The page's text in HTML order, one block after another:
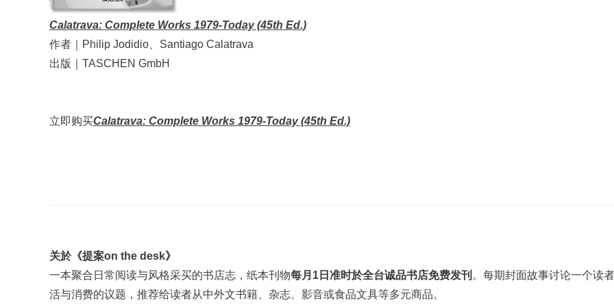
Calatrava: Complete Works 1979-Today (45th Ed.)
作者｜Philip Jodidio、Santiago Calatrava
出版｜TASCHEN GmbH
立即购买Calatrava: Complete Works 1979-Today (45th Ed.)
关於《提案on the desk》
一本聚合日常阅读与风格采买的书店志，纸本刊物每月1日准时於全台诚品书店免费发刊 。每期封面故事讨论一个读
活与消费的议题，推荐给读者从中外文书籍、杂志、影音或食品文具等多元商品。